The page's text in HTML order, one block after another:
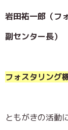
岩田祐一郎（フ
副センター長）
フォスタリング
ともがきの活動